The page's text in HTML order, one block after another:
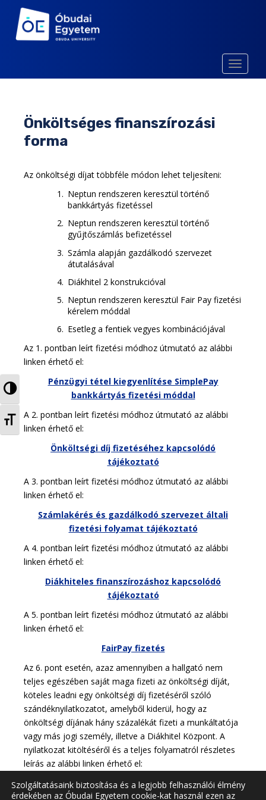
TOGGLE HIGH CONTRAST
TOGGLE FONT SIZE
Önköltséges finanszírozási
forma
Az önköltségi díjat többféle módon lehet teljesíteni:
Neptun rendszeren keresztül történő
bankkártyás fizetéssel
Neptun rendszeren keresztül történő
gyűjtőszámlás befizetéssel
Számla alapján gazdálkodó szervezet
átutalásával
Diákhitel 2 konstrukcióval
Neptun rendszeren keresztül Fair Pay fizetési
kérelem móddal
Esetleg a fentiek vegyes kombinációjával
Az 1. pontban leírt fizetési módhoz útmutató az alábbi
linken érhető el:
Pénzügyi tétel kiegyenlítése SimplePay
bankkártyás fizetési móddal
A 2. pontban leírt fizetési módhoz útmutató az alábbi
linken érhető el:
Önköltségi díj fizetéséhez kapcsolódó
tájékoztató
A 3. pontban leírt fizetési módhoz útmutató az alábbi
linken érhető el:
Számlakérés és gazdálkodó szervezet általi
fizetési folyamat tájékoztató
A 4. pontban leírt fizetési módhoz útmutató az alábbi
linken érhető el:
Diákhiteles finanszírozáshoz kapcsolódó
tájékoztató
A 5. pontban leírt fizetési módhoz útmutató az alábbi
linken érhető el:
FairPay fizetés
Az 6. pont esetén, azaz amennyiben a hallgató nem
teljes egészében saját maga fizeti az önköltségi díját,
köteles leadni egy önköltségi díj fizetéséről szóló
szándéknyilatkozatot, amelyből kiderül, hogy az
önköltségi díjának hány százalékát fizeti a munkáltatója
vagy más jogi személy, illetve a Diákhitel Központ. A
nyilatkozat kitöltéséről és a teljes folyamatról részletes
leírás az alábbi linken érhető el:
Számlakérési folyamat kérvények leadásának
segítségével
Szolgáltatásaink biztosítása és a legjobb felhasználói élmény
érdekében az Óbudai Egyetem cookie-kat használ ezen az